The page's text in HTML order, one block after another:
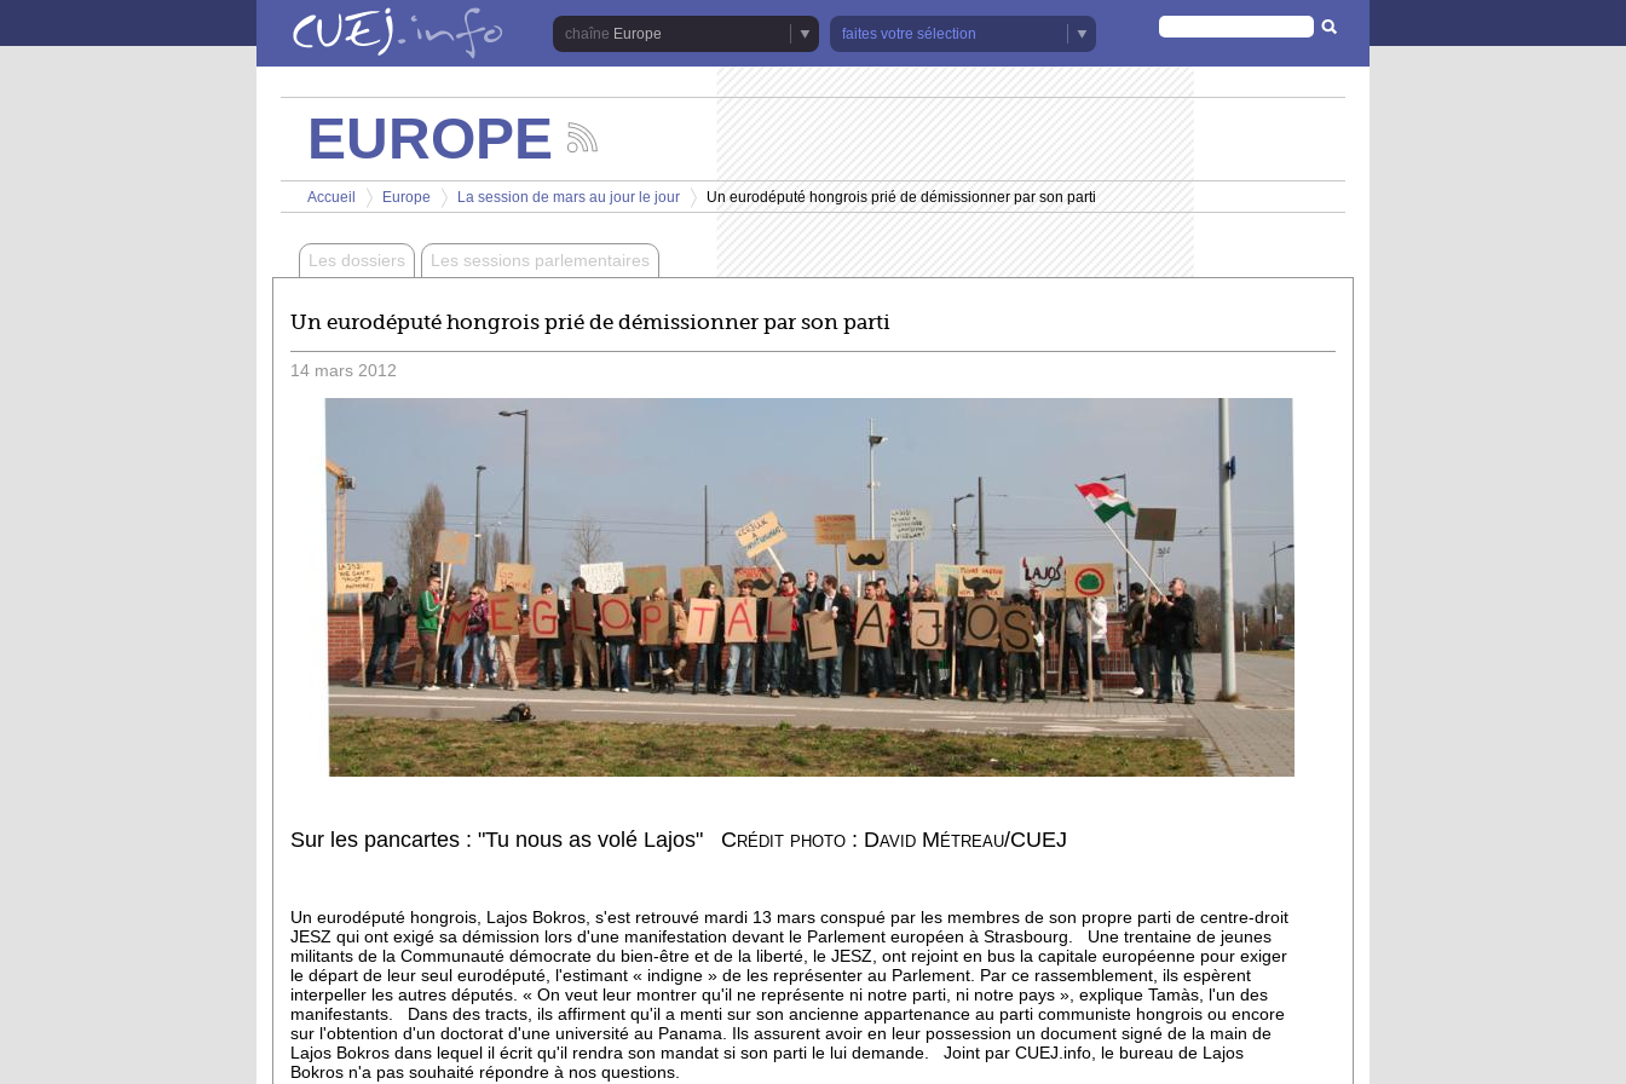
Europe
faites votre sélection
FORMULAIRE
DE
RECHERCHE
EUROPE
les
actualités
de
chaîne
Europe
Vous êtes ici
Accueil
>
Europe
>
La session de mars au jour le jour
>
Un eurodéputé hongrois prié de démissionner par son parti
Les dossiers Les sessions parlementaires
Un eurodéputé hongrois prié de démissionner par son parti
14 mars 2012
Sur les pancartes : "Tu nous as volé Lajos" Crédit photo : David Métreau/CUEJ
Un eurodéputé hongrois, Lajos Bokros, s'est retrouvé mardi 13 mars conspué par les membres de son propre parti de centre-droit
JESZ qui ont exigé sa démission lors d'une manifestation devant le Parlement européen à Strasbourg. Une trentaine de jeunes
militants de la Communauté démocrate du bien-être et de la liberté, le JESZ, ont rejoint en bus la capitale européenne pour exiger
le départ de leur seul eurodéputé, l'estimant « indigne » de les représenter au Parlement. Par ce rassemblement, ils espèrent
interpeller les autres députés. « On veut leur montrer qu'il ne représente ni notre parti, ni notre pays », explique Tamàs, l'un des
manifestants. Dans des tracts, ils affirment qu'il a menti sur son ancienne appartenance au parti communiste hongrois ou encore
sur l'obtention d'un doctorat d'une université au Panama. Ils assurent avoir en leur possession un document signé de la main de
Lajos Bokros dans lequel il écrit qu'il rendra son mandat si son parti le lui demande. Joint par CUEJ.info, le bureau de Lajos
Bokros n'a pas souhaité répondre à nos questions.